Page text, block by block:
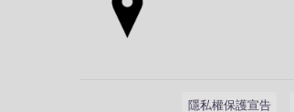
隱私權保護宣告